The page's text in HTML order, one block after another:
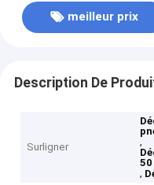
meilleur prix
Description De
Surligner
,
,